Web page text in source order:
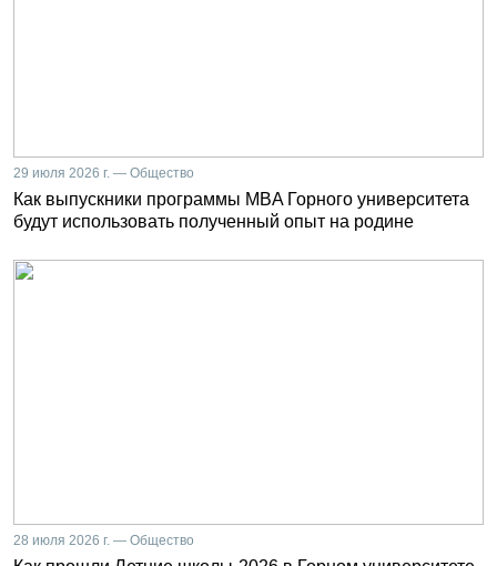
29 июля 2026 г. — Общество
Как выпускники программы MBA Горного университета
будут использовать полученный опыт на родине
28 июля 2026 г. — Общество